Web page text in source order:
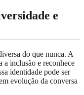
e
do que nunca. A
a inclusão e reconhece
identidade pode ser
evolução da conversa